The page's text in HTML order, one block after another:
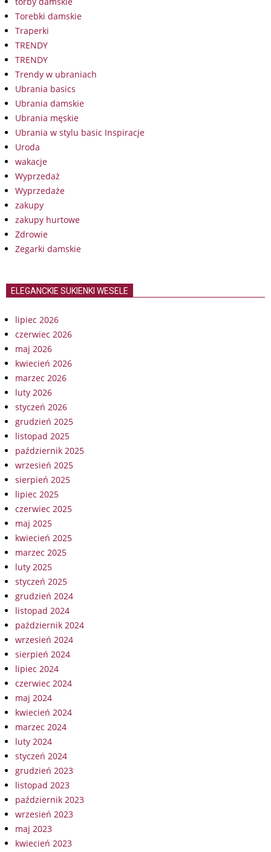
Torebki damskie
Traperki
TRENDY
TRENDY
Trendy w ubraniach
Ubrania basics
Ubrania damskie
Ubrania męskie
Ubrania w stylu basic Inspiracje
Uroda
wakacje
Wyprzedaż
Wyprzedaże
zakupy
zakupy hurtowe
Zdrowie
Zegarki damskie
ELEGANCKIE SUKIENKI WESELE
lipiec 2026
czerwiec 2026
maj 2026
kwiecień 2026
marzec 2026
luty 2026
styczeń 2026
grudzień 2025
listopad 2025
październik 2025
wrzesień 2025
sierpień 2025
lipiec 2025
czerwiec 2025
maj 2025
kwiecień 2025
marzec 2025
luty 2025
styczeń 2025
grudzień 2024
listopad 2024
październik 2024
wrzesień 2024
sierpień 2024
lipiec 2024
czerwiec 2024
maj 2024
kwiecień 2024
marzec 2024
luty 2024
styczeń 2024
grudzień 2023
listopad 2023
październik 2023
wrzesień 2023
maj 2023
kwiecień 2023